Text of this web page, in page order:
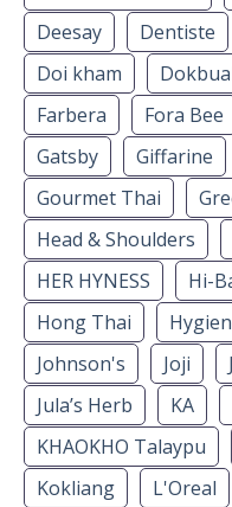
Deesay
Dentiste
Doi kham
Farbera
Fora Bee
Gatsby
Giffarine
Gourmet Thai
Head & Shoulders
HER HYNESS
Hi-
Hong Thai
Johnson's
Joji
Jula’s Herb
KA
KHAOKHO Talaypu
Kokliang
L'Oreal